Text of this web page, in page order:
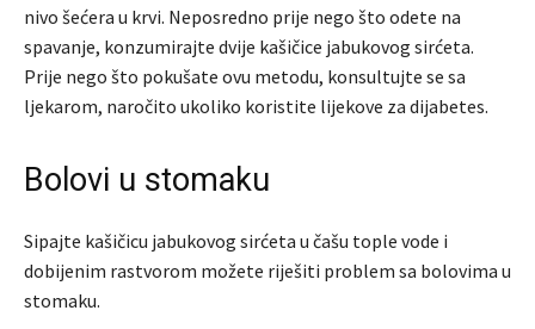
nivo šećera u krvi. Neposredno prije nego što odete na
spavanje, konzumirajte dvije kašičice jabukovog sirćeta.
Prije nego što pokušate ovu metodu, konsultujte se sa
ljekarom, naročito ukoliko koristite lijekove za dijabetes.
Bolovi u stomaku
Sipajte kašičicu jabukovog sirćeta u čašu tople vode i
dobijenim rastvorom možete riješiti problem sa bolovima u
stomaku.